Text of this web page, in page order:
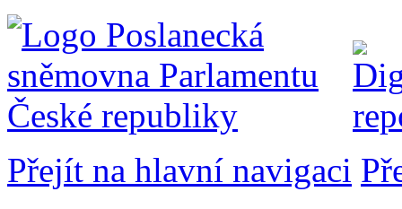
Přejít na hlavní navigaci